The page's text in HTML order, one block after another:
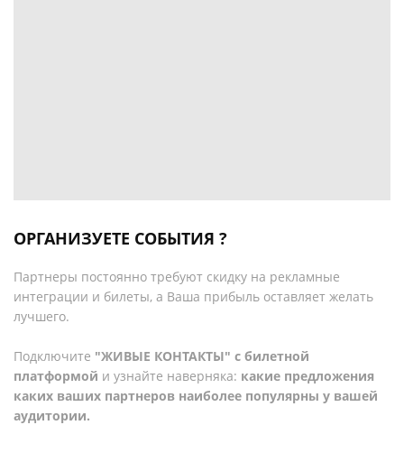
ОРГАНИЗУЕТЕ СОБЫТИЯ ?
Партнеры постоянно требуют скидку на рекламные
интеграции и билеты, а Ваша прибыль оставляет желать
лучшего.
Подключите "ЖИВЫЕ КОНТАКТЫ" с билетной
платформой и узнайте наверняка: какие предложения
каких ваших партнеров наиболее популярны у вашей
аудитории.